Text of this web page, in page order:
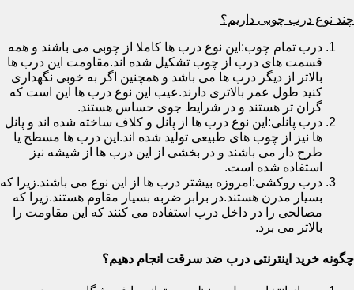
چند نوع درب چوبی داریم؟
درب تمام چوب:این نوع درب ها کاملا از چوبی می باشند و همه
قسمت های درب از چوب تشکیل شده اند.مقاومت این درب ها
بالاتر از دیگر درب ها می باشد و همچنین اگر به خوبی نگهداری
کنید طول عمر بالاتری دارند.عیب این نوع درب ها این است که
گران تر هستند و در شرایط جوی حساس هستند.
درب پانلی:این نوع درب ها از پانل و کلاف ساخته شده اند و پانل
ها نیز از چوب های طبیعی تولید شده اند.این درب ها مسطح یا
طرح دار می باشند و در بخشی از این درب ها از شیشه نیز
استفاده شده است.
درب روکشی:امروزه بیشتر درب ها از این نوع می باشند.زیرا که
بسیار مدرن هستند.در برابر ضربه بسیار مقاوم هستند.زیرا که
مصالحی را در داخل درب استفاده می کنند که این مقاومت را
بالاتر می برد.
چگونه خرید اینترنتی درب ضد سرقت انجام دهیم؟